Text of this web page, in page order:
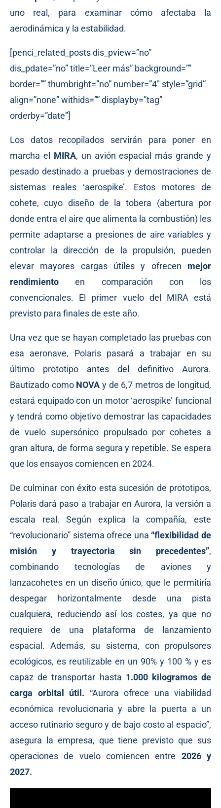
uno real, para examinar cómo afectaba la
aerodinámica y la estabilidad.
[penci_related_posts dis_pview=”no”
dis_pdate=”no” title=”Leer más” background=””
border=”” thumbright=”no” number=”4″ style=”grid”
align=”none” withids=”” displayby=”tag”
orderby=”date”]
Los datos recopilados servirán para poner en
marcha el MIRA, un avión espacial más grande y
pesado destinado a pruebas y demostraciones de
sistemas reales ‘aerospike’. Estos motores de
cohete, cuyo diseño de la tobera (abertura por
donde entra el aire que alimenta la combustión) les
permite adaptarse a presiones de aire variables y
controlar la dirección de la propulsión, pueden
elevar mayores cargas útiles y ofrecen mejor
rendimiento en comparación con los
convencionales. El primer vuelo del MIRA está
previsto para finales de este año.
Una vez que se hayan completado las pruebas con
esa aeronave, Polaris pasará a trabajar en su
último prototipo antes del definitivo Aurora.
Bautizado como NOVA y de 6,7 metros de longitud,
estará equipado con un motor ‘aerospike’ funcional
y tendrá como objetivo demostrar las capacidades
de vuelo supersónico propulsado por cohetes a
gran altura, de forma segura y repetible. Se espera
que los ensayos comiencen en 2024.
De culminar con éxito esta sucesión de prototipos,
Polaris dará paso a trabajar en Aurora, la versión a
escala real. Según explica la compañía, este
“revolucionario” sistema ofrece una “flexibilidad de
misión y trayectoria sin precedentes”,
combinando tecnologías de aviones y
lanzacohetes en un diseño único, que le permitiría
despegar horizontalmente desde una pista
cualquiera, reduciendo así los costes, ya que no
requiere de una plataforma de lanzamiento
espacial. Además, su sistema, con propulsores
ecológicos, es reutilizable en un 90% y 100 % y es
capaz de transportar hasta 1.000 kilogramos de
carga orbital útil. “Aurora ofrece una viabilidad
económica revolucionaria y abre la puerta a un
acceso rutinario seguro y de bajo costo al espacio”,
asegura la empresa, que tiene previsto que sus
operaciones de vuelo comiencen entre 2026 y
2027.